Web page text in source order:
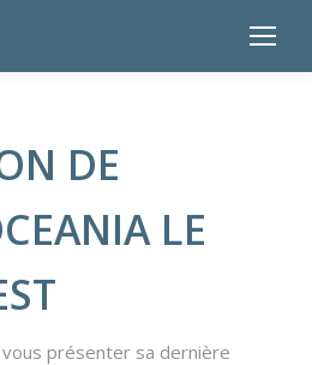
DE
LE
présenter sa dernière